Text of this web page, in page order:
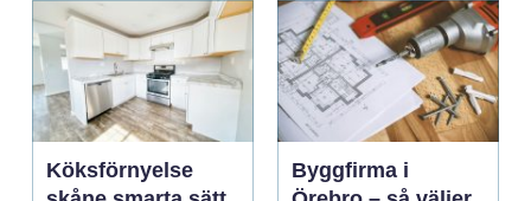
Köksförnyelse
Byggfirma i